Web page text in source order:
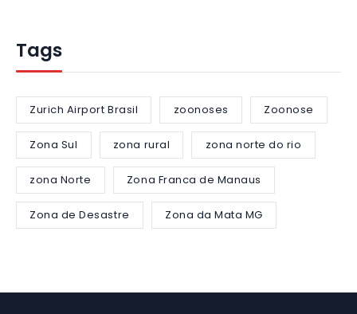
Tags
Zurich Airport Brasil zoonoses Zoonose
Zona Sul zona rural zona norte do rio
zona Norte Zona Franca de Manaus
Zona de Desastre Zona da Mata MG